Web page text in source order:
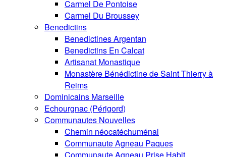
Carmel De Pontoise
Carmel Du Broussey
Benedictins
Benedictines Argentan
Benedictins En Calcat
Artisanat Monastique
Monastère Bénédictine de Saint Thierry à
Reims
Dominicains Marseille
Echourgnac (Périgord)
Communautes Nouvelles
Chemin néocatéchuménal
Communaute Agneau Paques